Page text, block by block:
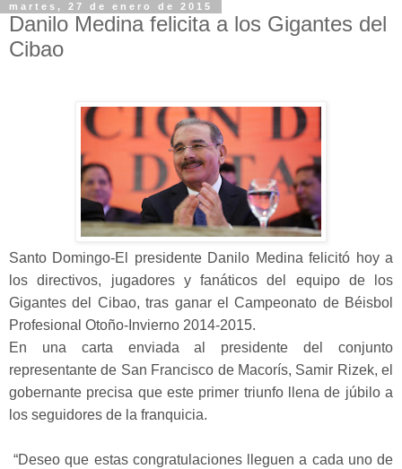
martes, 27 de enero de 2015
Danilo Medina felicita a los Gigantes del
Cibao
Santo Domingo-El presidente Danilo Medina felicitó hoy a
los directivos, jugadores y fanáticos del equipo de los
Gigantes del Cibao, tras ganar el Campeonato de Béisbol
Profesional Otoño-Invierno 2014-2015.
En una carta enviada al presidente del conjunto
representante de San Francisco de Macorís, Samir Rizek, el
gobernante precisa que este primer triunfo llena de júbilo a
los seguidores de la franquicia.
“Deseo que estas congratulaciones lleguen a cada uno de